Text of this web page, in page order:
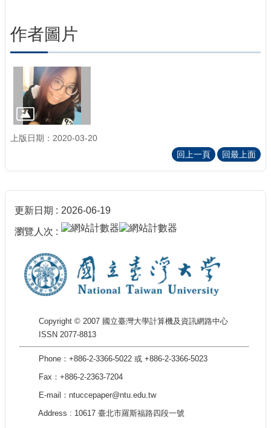
作者圖片
上版日期：2020-03-20
回上一頁
回最上面
更新日期 2026-06-19
瀏覽人次
Copyright © 2007 國立臺灣大學計算機及資訊網路中心
ISSN 2077-8813
Phone：+886-2-3366-5022 或 +886-2-3366-5023
Fax：+886-2-2363-7204
E-mail：ntuccepaper@ntu.edu.tw
Address : 10617 臺北市羅斯福路四段一號